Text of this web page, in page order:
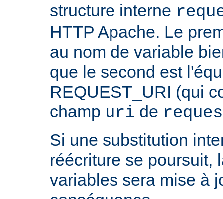
structure interne
HTTP Apache. Le
au nom de variable
que le second est
REQUEST_URI (qui
champ uri de
Si une substitution
réécriture se poursuit,
variables sera mise à